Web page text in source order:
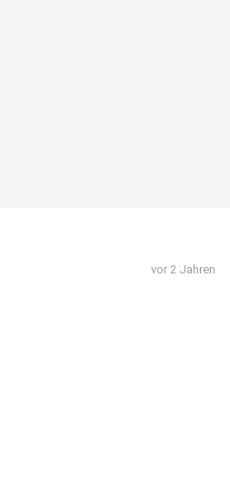
vor 2 Jahren